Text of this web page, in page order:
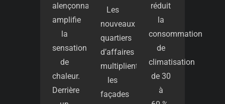
alençonnaise
amplifie
la
sensation
de
chaleur.
Derrière
Les
nouveaux
quartiers
d’affaires
multiplient
les
façades
réduit
la
consommation
de
climatisation
de 30
à